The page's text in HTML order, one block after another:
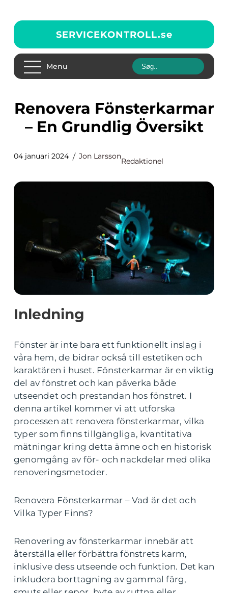
SERVICEKONTROLL.se
Menu
Renovera Fönsterkarmar
– En Grundlig Översikt
04 januari 2024 Jon Larsson
Redaktionel
Inledning
Fönster är inte bara ett funktionellt inslag i
våra hem, de bidrar också till estetiken och
karaktären i huset. Fönsterkarmar är en viktig
del av fönstret och kan påverka både
utseendet och prestandan hos fönstret. I
denna artikel kommer vi att utforska
processen att renovera fönsterkarmar, vilka
typer som finns tillgängliga, kvantitativa
mätningar kring detta ämne och en historisk
genomgång av för- och nackdelar med olika
renoveringsmetoder.
Renovera Fönsterkarmar – Vad är det och
Vilka Typer Finns?
Renovering av fönsterkarmar innebär att
återställa eller förbättra fönstrets karm,
inklusive dess utseende och funktion. Det kan
inkludera borttagning av gammal färg,